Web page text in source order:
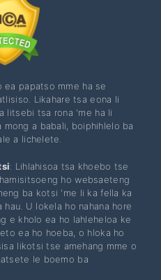
ea papatso mme ha se
Likahare tsa eona li
litsebi tsa rona 'me ha li
mong a babali, boiphihlelo ba
a lichelete.
: Lihlahisoa tsa khoebo tse
ho websaeteng
ba kotsi 'me li ka fella ka
U lokela ho nahana hore
e kholo ea ho lahleheloa ke
ea ho hoeba, o hloka ho
likotsi tse amehang mme o
le boemo ba